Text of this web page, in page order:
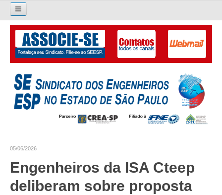
Pesquisar...
O SINDICATO
APRESENTAÇÃO
PALAVRA DO PRESIDENTE
SUBSEDES SINDICAIS
05/06/2026
Engenheiros da ISA Cteep
deliberam sobre proposta